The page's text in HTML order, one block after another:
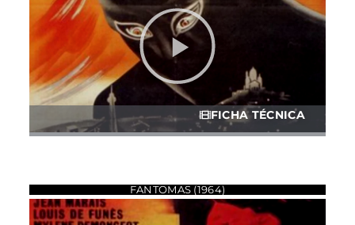
FICHA TÉCNICA
FANTOMAS (1964)